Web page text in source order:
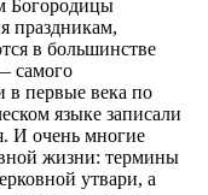
Богородицы
праздникам,
в большинстве
самого
в первые века по
языке записали
И очень многие
жизни: термины
утвари, а